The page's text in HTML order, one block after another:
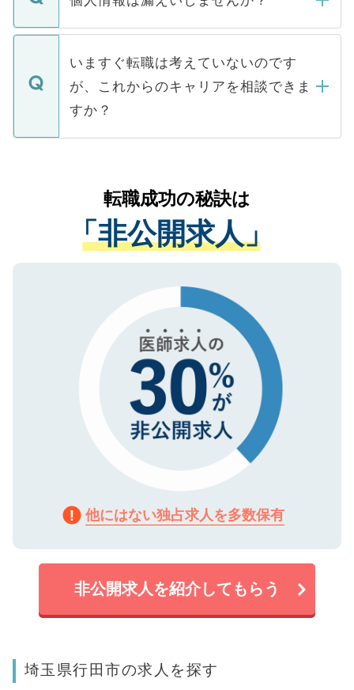
■応募殺到を避けるため 人気のある医療機
関を公にしてしまうと、応募が殺到する場
に、医療機関が求める条件に合った人材の
みを人材紹介会社に依頼するケースが増え
ています。
定を承諾する必要はありません。内定先へ
の辞退の連絡はキャリアパートナーが行い
個人情報が漏えいすることはありませんの
で、ご安心ください。当サイトからの登録
などで収集したご登録者様の個人情報は、
ご本人のキャリアアップおよび転職活動の
支援を目的に使用いたします。お預かりし
ているすべての個人データはご本人の許可
は、個人情報の取り扱いについての厳密な
管理基準を満たした事業者のみに付与され
る、プライバシーマークを取得済みです。
で、機密保持に関してもご安心ください。
いますぐ転職は考えていないのです
が、これからのキャリアを相談できま
すか？
かがいして、現在の医療機関の状況や紹介
経験をまじえながら、適切なアドバイスを
させていただきます。すぐにご転職をされ
ない方には、長期的なサポートが可能です
ので、まずはご登録ください。
転職成功の秘訣は
「非公開求人」
他にはない独占求人を多数保有
非公開求人を紹介してもらう
埼玉県行田市の求人を探す